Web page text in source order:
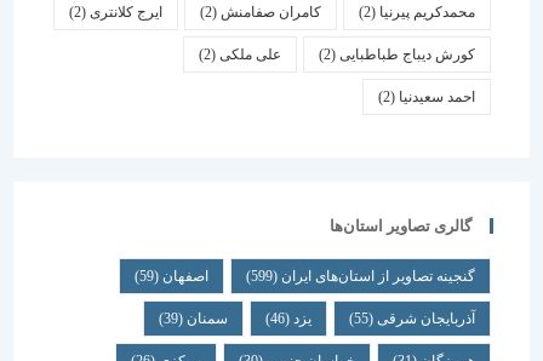
محمدکریم پیرنیا (2) کامران صفامنش(2) ایرج کلانتری (2)
کورش دیباج طباطبایی(2) علی ملکی(2)
احمد سعیدنیا (2)
گالری تصاویر استان‌ها
گنجینه تصاویر از استان‌های ایران(599) اصفهان (59)
آذربایجان شرقی(55) یزد سمنان (39)